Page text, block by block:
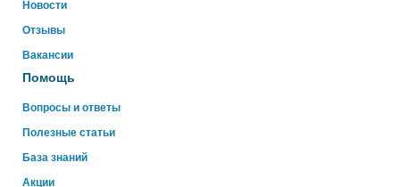
Новости
Отзывы
Вакансии
Помощь
Вопросы и ответы
Полезные статьи
База знаний
Акции